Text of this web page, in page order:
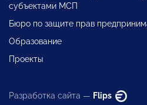
субъектами МСП
Бюро по защите прав
Образование
Проекты
Разработка сайта — Flips